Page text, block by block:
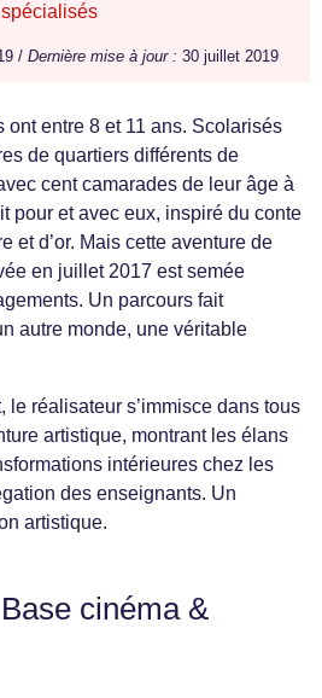
/ Dernière mise à jour : 30 juillet 2019
ont entre 8 et 11 ans. Scolarisés
de quartiers différents de
cent camarades de leur âge à
pour et avec eux, inspiré du conte
et d’or. Mais cette aventure de
en juillet 2017 est semée
Un parcours fait
autre monde, une véritable
le réalisateur s’immisce dans tous
artistique, montrant les élans
intérieures chez les
des enseignants. Un
artistique.
cinéma &